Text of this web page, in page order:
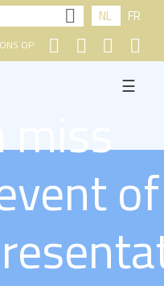
NL FR
OP:
☰
miss
of